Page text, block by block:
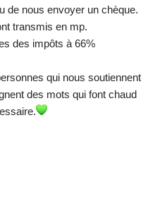
de nous envoyer un chèque.
transmis en mp.
des impôts à 66%
qui nous soutiennent
des mots qui font chaud